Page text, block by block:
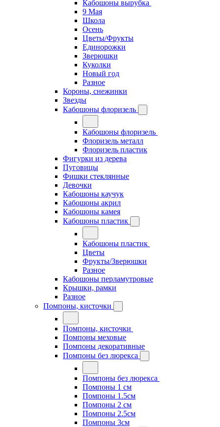
Кабошоны вырубка
9 Мая
Школа
Осень
Цветы/Фрукты
Единорожки
Зверюшки
Куколки
Новый год
Разное
Короны, снежинки
Звезды
Кабошоны флоризель
Кабошоны флоризель
Флоризель металл
Флоризель пластик
Фигурки из дерева
Пуговицы
Фишки стеклянные
Девочки
Кабошоны каучук
Кабошоны акрил
Кабошоны камея
Кабошоны пластик
Кабошоны пластик
Цветы
Фрукты/Зверюшки
Разное
Кабошоны перламутровые
Крышки, рамки
Разное
Помпоны, кисточки
Помпоны, кисточки
Помпоны меховые
Помпоны декоративные
Помпоны без люрекса
Помпоны без люрекса
Помпоны 1 см
Помпоны 1.5см
Помпоны 2 см
Помпоны 2.5см
Помпоны 3см